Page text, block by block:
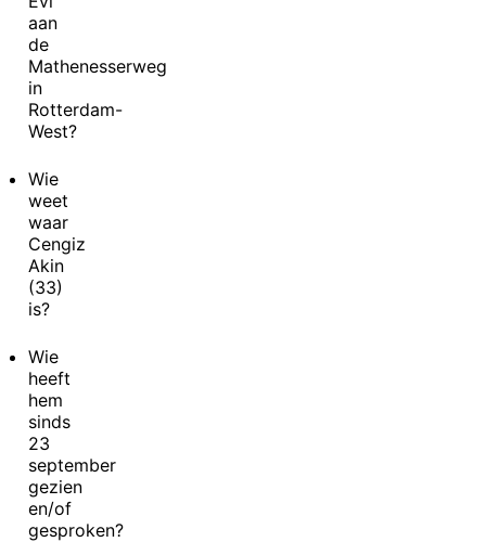
aan
de
Mathenesserweg
in
Rotterdam-
West?
Wie
weet
waar
Cengiz
Akin
(33)
is?
Wie
heeft
hem
sinds
23
september
gezien
en/of
gesproken?